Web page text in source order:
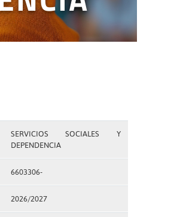
SERVICIOS SOCIALES Y
DEPENDENCIA
6603306-
2026/2027